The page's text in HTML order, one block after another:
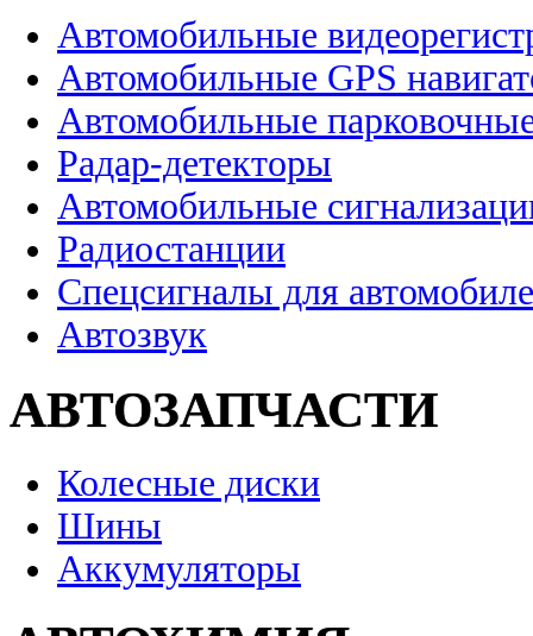
Автомобильные
Автомобильные GPS
Автомобильные
Радар-детекторы
Автомобильные
Радиостанции
Спецсигналы для
Автозвук
АВТОЗАПЧАСТИ
Колесные диски
Шины
Аккумуляторы